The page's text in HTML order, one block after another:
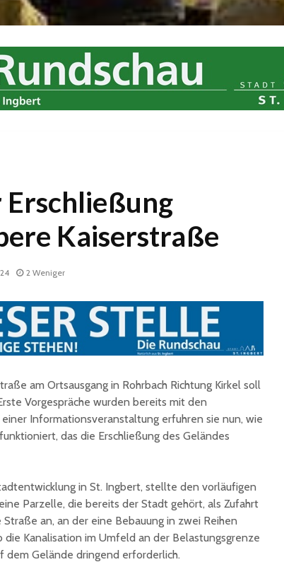
Kaiserstraße
2 Weniger
am Ortsausgang in Rohrbach Richtung Kirkel soll
Vorgespräche wurden bereits mit den
Informationsveranstaltung erfuhren sie nun, wie
das die Erschließung des Geländes
in St. Ingbert, stellte den vorläufigen
Parzelle, die bereits der Stadt gehört, als Zufahrt
an, an der eine Bebauung in zwei Reihen
Kanalisation im Umfeld an der Belastungsgrenze
dem Gelände dringend erforderlich.
Historische
Erinnerungsstücke aus
dem Nachlass von Dr.
Karl Martin an die
Stadt St. Ingbert
Total Normal
expandiert in St.
für ehemaliges H&M-
Gebäude
unterzeichnet
Stadt
Klima-